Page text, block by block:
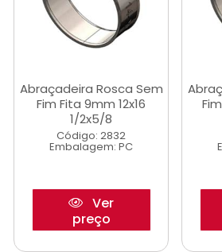
Abraçadeira Rosca Sem
Fim Fita 9mm 12x16
1/2x5/8
Código: 2832
Embalagem: PC
Ver
preço